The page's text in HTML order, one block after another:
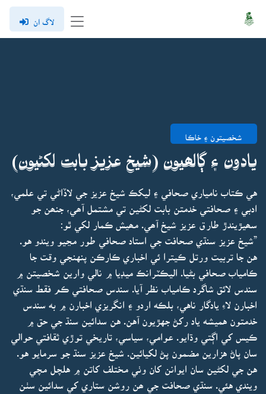
لاگ ان
شخصيتون ۽ خاڪا
يادون ۽ ڳالھيون (شيخ عزيز بابت لکڻيون)
هي ڪتاب نامياري صحافي ۽ ليکڪ شيخ عزيز جي لاڏاڻي تي علمي،
ادبي ۽ صحافتي خدمتن بابت لکڻين تي مشتمل آھي، جنھن جو
سھيڙيندڙ طارق عزيز شيخ آھي. مھيش ڪمار لکي ٿو:
”شيخ عزيز سنڌي صحافت جي استاد صحافي طور مڃيو ويندو هو.
هن جا تربيت ورتل ڪيترا ئي اخباري ڪارڪن پنهنجي وقت جا
ڪامياب صحافي بڻيا. اليڪٽرانڪ ميڊيا ۾ نالي وارين شخصيتن ۾
سندس لائق شاگرد ڪامياب نظر آيا. سندس صحافتي ڪم فقط سنڌي
اخبارن لاءِ يادگار ناهي، بلڪه اردو ۽ انگريزي اخبارن ۾ به سندس
خدمتون هميشه ياد رکڻ جهڙيون آهن. هن سدائين سنڌ جي حق ۾
ڪيس کي اڳتي وڌايو. عوامي، سياسي، تاريخي توڙي ثقافتي حوالي
سان پاڻ هزارين مضمون پڻ لکيائين. شيخ عزيز سنڌ جو سرمايو هو.
هن جي لکڻين سان ايوانن کان وٺي مختلف کاتن ۾ هلچل مچي
ويندي هئي. سنڌي صحافت جي ھن روشن ستاري کي سدائين سٺن